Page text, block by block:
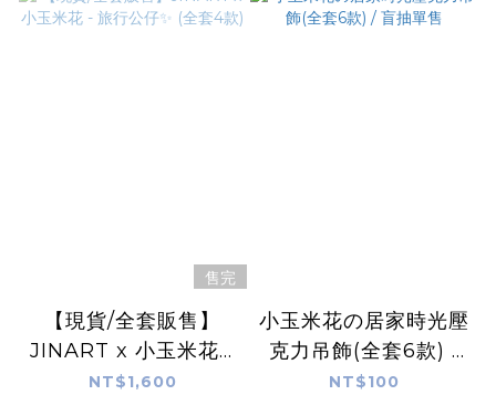
售完
【現貨/全套販售】
JINART x 小玉米花 -
旅行公仔✨ (全套4款)
NT$1,600
小玉米花の居家時光壓
克力吊飾(全套6款) /
盲抽單售
NT$100